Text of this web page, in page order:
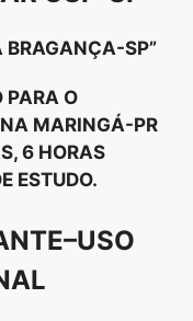
BRAGANÇA-SP”
PARA O
MARINGÁ-PR
6 HORAS
ESTUDO.